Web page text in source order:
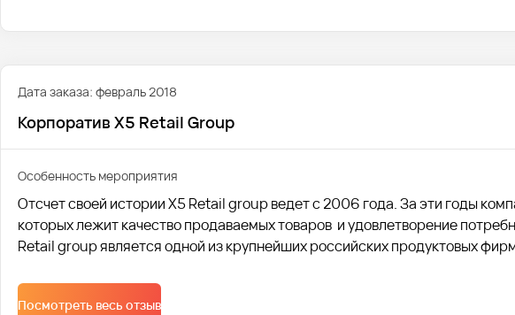
Дата заказа: февраль 2018
Корпоратив X5 Retail Group
Особенность мероприятия
Отсчет своей истории X5 Retail group ведет с 2006 года. За эти годы
которых лежит качество продаваемых товаров и удовлетворение
Retail group является одной из крупнейших российских продуктовых
Посмотреть весь отзыв